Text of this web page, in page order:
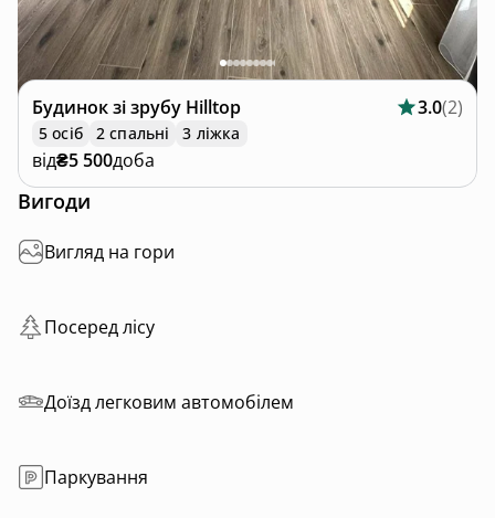
• Історія та археологія: заповідник «Тустань» — одна
з найвідоміших пам’яток регіону.
Cottage Hilltop — це місце, де легко розслабитися,
знайти тишу, відновити сили та розділити важливі
моменти з близькими.
Будинок зі зрубу Hilltop 3.0(2)
5 осіб 2 спальні 3 ліжка
від₴5 500доба
Вигоди
Вигляд на гори
Посеред лісу
Доїзд легковим автомобілем
Паркування